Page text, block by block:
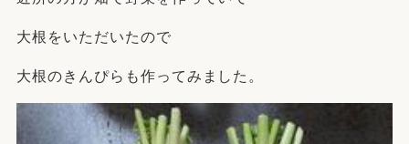
大根をいただいたので
大根のきんぴらも作ってみました。